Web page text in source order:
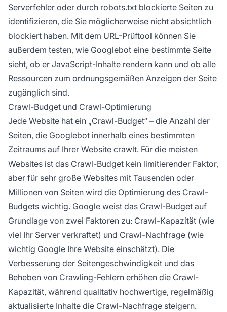
Serverfehler oder durch robots.txt blockierte Seiten zu
identifizieren, die Sie möglicherweise nicht absichtlich
blockiert haben. Mit dem URL-Prüftool können Sie
außerdem testen, wie Googlebot eine bestimmte Seite
sieht, ob er JavaScript-Inhalte rendern kann und ob alle
Ressourcen zum ordnungsgemäßen Anzeigen der Seite
zugänglich sind.
Crawl-Budget und Crawl-Optimierung
Jede Website hat ein „Crawl-Budget“ – die Anzahl der
Seiten, die Googlebot innerhalb eines bestimmten
Zeitraums auf Ihrer Website crawlt. Für die meisten
Websites ist das Crawl-Budget kein limitierender Faktor,
aber für sehr große Websites mit Tausenden oder
Millionen von Seiten wird die Optimierung des Crawl-
Budgets wichtig. Google weist das Crawl-Budget auf
Grundlage von zwei Faktoren zu: Crawl-Kapazität (wie
viel Ihr Server verkraftet) und Crawl-Nachfrage (wie
wichtig Google Ihre Website einschätzt). Die
Verbesserung der Seitengeschwindigkeit und das
Beheben von Crawling-Fehlern erhöhen die Crawl-
Kapazität, während qualitativ hochwertige, regelmäßig
aktualisierte Inhalte die Crawl-Nachfrage steigern.